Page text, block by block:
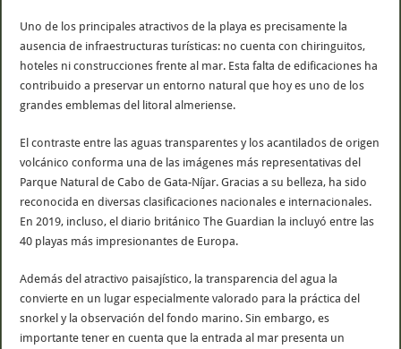
Uno de los principales atractivos de la playa es precisamente la
ausencia de infraestructuras turísticas: no cuenta con chiringuitos,
hoteles ni construcciones frente al mar. Esta falta de edificaciones ha
contribuido a preservar un entorno natural que hoy es uno de los
grandes emblemas del litoral almeriense.
El contraste entre las aguas transparentes y los acantilados de origen
volcánico conforma una de las imágenes más representativas del
Parque Natural de Cabo de Gata-Níjar. Gracias a su belleza, ha sido
reconocida en diversas clasificaciones nacionales e internacionales.
En 2019, incluso, el diario británico The Guardian la incluyó entre las
40 playas más impresionantes de Europa.
Además del atractivo paisajístico, la transparencia del agua la
convierte en un lugar especialmente valorado para la práctica del
snorkel y la observación del fondo marino. Sin embargo, es
importante tener en cuenta que la entrada al mar presenta un